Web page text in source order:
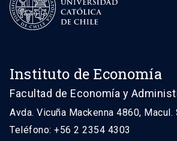
Instituto de Economía
Facultad de Economía y
Avda. Vicuña Mackenna 4860, Macul.
Teléfono: +56 2 2354 4303